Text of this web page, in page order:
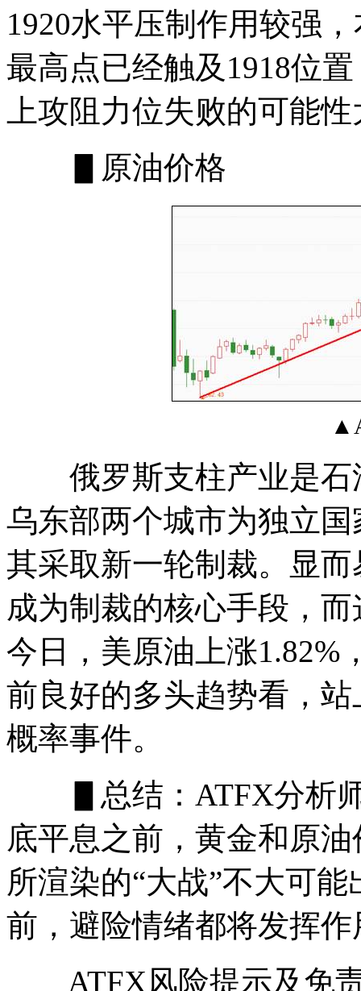
1920水平压制作用较强
最高点已经触及1918位
上攻阻力位失败的可能
▋原油价格
俄罗斯支柱产业是石
乌东部两个城市为独立
其采取新一轮制裁。显
成为制裁的核心手段，
今日，美原油上涨1.82%
前良好的多头趋势看，
概率事件。
▋总结：ATFX分析师
底平息之前，黄金和原
所渲染的“大战”不大可
前，避险情绪都将发挥作
ATFX风险提示及免责